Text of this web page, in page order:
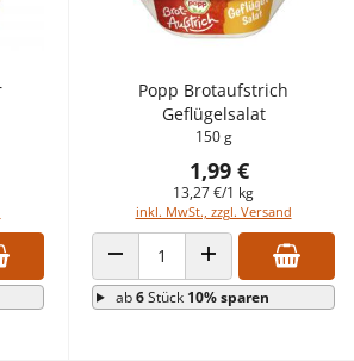
Popp Brotaufstrich
Geflügelsalat
150 g
1,99 €
13,27 €/1 kg
inkl. MwSt., zzgl. Versand
ANZAHL VERRINGERNANZAHL ERHÖHEN
ab6Stück 10% sparen